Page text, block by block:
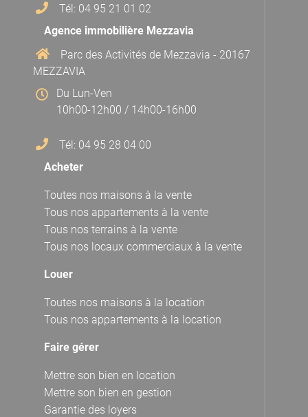
Tél: 04 95 21 01 02
Agence immobilière Mezzavia
Parc des Activités de Mezzavia - 20167
MEZZAVIA
Du Lun-Ven
10h00-12h00 / 14h00-16h00
Tél: 04 95 28 04 00
Acheter
Toutes nos maisons à la vente
Tous nos appartements à la vente
Tous nos terrains à la vente
Tous nos locaux commerciaux à la vente
Louer
Toutes nos maisons à la location
Tous nos appartements à la location
Faire gérer
Mettre son bien en location
Mettre son bien en gestion
Garantie des loyers